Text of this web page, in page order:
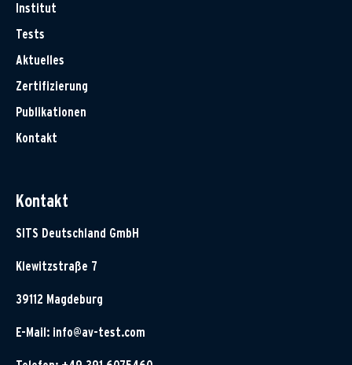
Institut
Tests
Aktuelles
Zertifizierung
Publikationen
Kontakt
Kontakt
SITS Deutschland GmbH
Klewitzstraße 7
39112 Magdeburg
E-Mail: info@av-test.com